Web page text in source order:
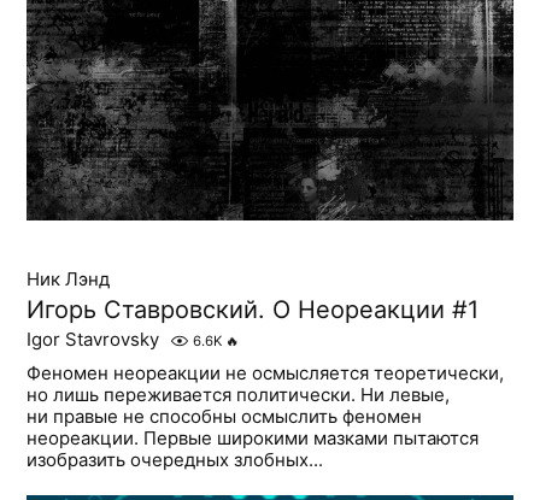
Ник Лэнд
Игорь Ставровский. О Неореакции #1
Igor Stavrovsky 6.6K 🔥
Феномен неореакции не осмысляется теоретически,
но лишь переживается политически. Ни левые,
ни правые не способны осмыслить феномен
неореакции. Первые широкими мазками пытаются
изобразить очередных злобных...